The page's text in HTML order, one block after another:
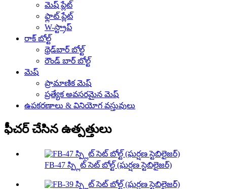
మెష్ ప్లేట్
ఫ్లాట్ ప్లేట్
W-స్ట్రాప్
రాక్ బోల్ట్
థ్రెడ్‌బార్ బోల్ట్
రౌండ్ బార్ బోల్ట్
మెష్
ప్రామాణిక మెష్
ప్రత్యేక అవసరమైన మెష్
ఉపకరణాలు & వినియోగ వస్తువులు
ఫీచర్ చేసిన ఉత్పత్తులు
FB-47 స్ప్లిట్ సెట్ బోల్ట్ (ఘర్షణ స్టెబిలైజర్)